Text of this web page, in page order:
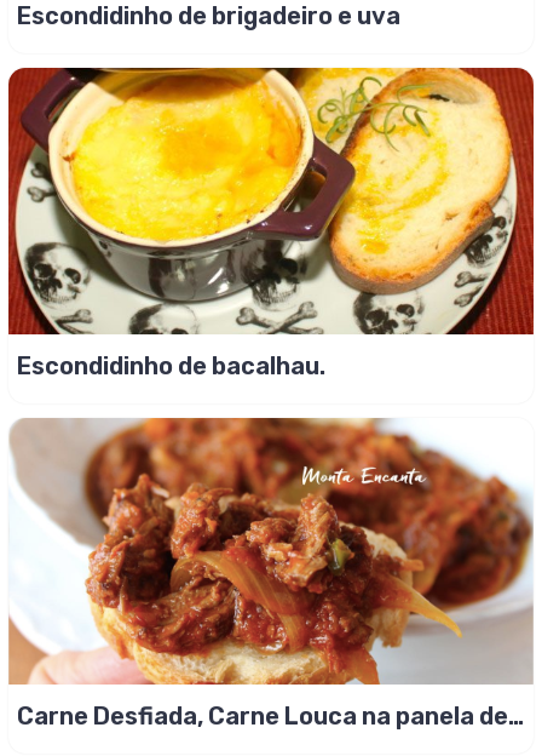
Escondidinho de brigadeiro e uva
Escondidinho de bacalhau.
Carne Desfiada, Carne Louca na panela de